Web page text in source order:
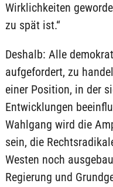
Wirklichkeiten
zu spät ist.“
Deshalb: Alle
aufgefordert, zu
einer Position, in der
Entwicklungen
Wahlgang wird die
sein, die
Westen noch
Regierung und